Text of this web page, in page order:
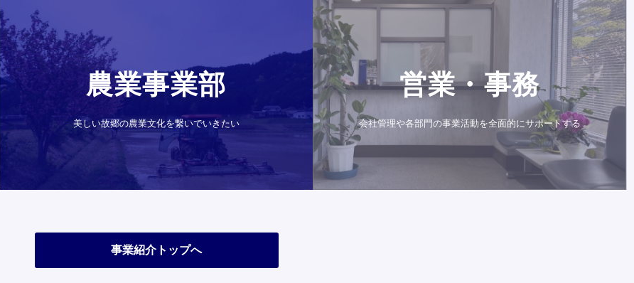
農業事業部
美しい故郷の農業文化を繋いでいきたい
営業・事務
会社管理や各部門の事業活動を全面的にサポートする
事業紹介トップへ